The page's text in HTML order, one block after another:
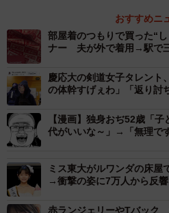
ーー早稲田学を受講した感想を
おすすめニ
部屋着のつもりで買った“
ナー 夫が外で着用→駅で
慶応大の剣道女子タレント
の体幹すげぇわ」「返り討
【漫画】独身おぢ52歳「
代がいいな～」→「無理で
ミス東大がルワンダの床屋
→衝撃の姿に7万人から反
赤ランジェリーやTバック